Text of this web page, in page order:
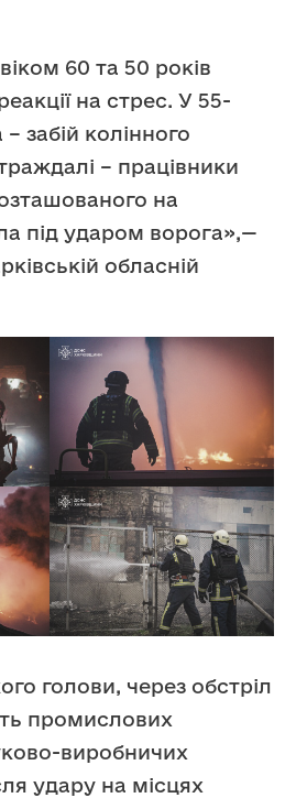
60 та 50 років
на стрес. У 55-
забій колінного
– працівники
на
під ударом ворога»,—
обласній
голови, через обстріл
промислових
виробничих
удару на місцях